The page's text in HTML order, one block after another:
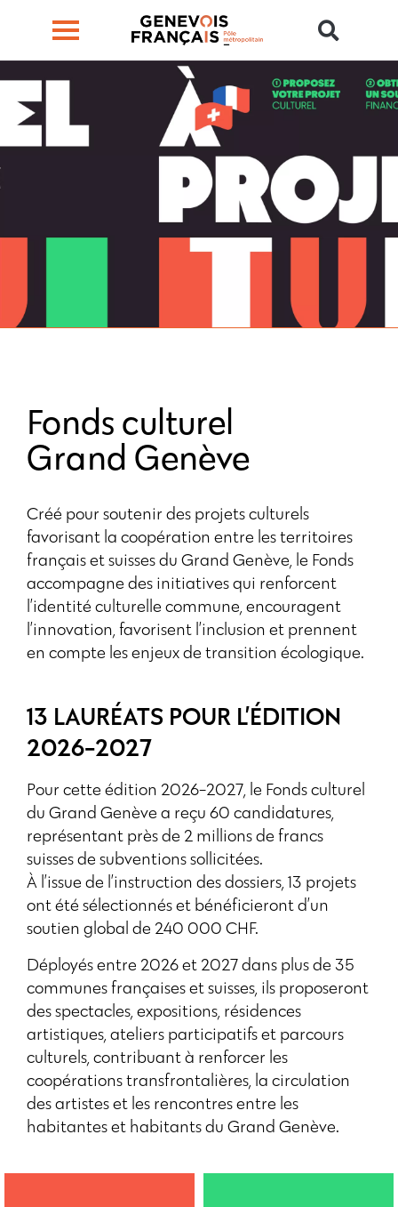
Fonds culturel
Grand Genève
Créé pour soutenir des projets culturels
favorisant la coopération entre les territoires
français et suisses du Grand Genève, le Fonds
accompagne des initiatives qui renforcent
l’identité culturelle commune, encouragent
l’innovation, favorisent l’inclusion et prennent
en compte les enjeux de transition écologique.
13 LAURÉATS POUR L’ÉDITION
2026-2027
Pour cette édition 2026-2027, le Fonds culturel
du Grand Genève a reçu 60 candidatures,
représentant près de 2 millions de francs
suisses de subventions sollicitées.
À l’issue de l’instruction des dossiers, 13 projets
ont été sélectionnés et bénéficieront d’un
soutien global de 240 000 CHF.
Déployés entre 2026 et 2027 dans plus de 35
communes françaises et suisses, ils proposeront
des spectacles, expositions, résidences
artistiques, ateliers participatifs et parcours
culturels, contribuant à renforcer les
coopérations transfrontalières, la circulation
des artistes et les rencontres entre les
habitantes et habitants du Grand Genève.